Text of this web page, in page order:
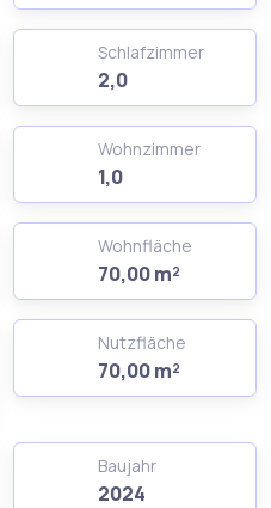
Schlafzimmer
2,0
Wohnzimmer
1,0
Wohnfläche
70,00 m²
Nutzfläche
70,00 m²
Baujahr
2024